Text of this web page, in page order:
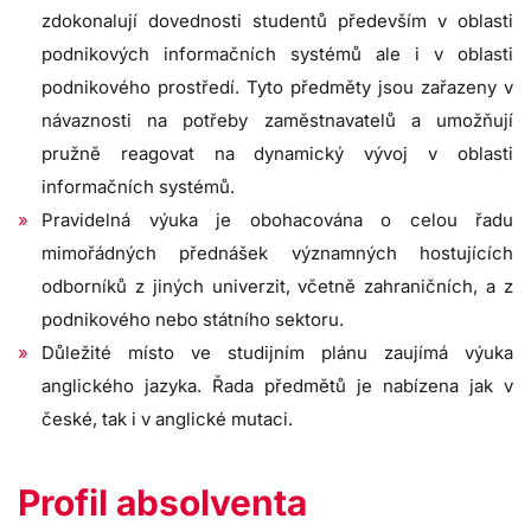
zdokonalují dovednosti studentů především v oblasti
podnikových informačních systémů ale i v oblasti
podnikového prostředí. Tyto předměty jsou zařazeny v
návaznosti na potřeby zaměstnavatelů a umožňují
pružně reagovat na dynamický vývoj v oblasti
informačních systémů.
Pravidelná výuka je obohacována o celou řadu
mimořádných přednášek významných hostujících
odborníků z jiných univerzit, včetně zahraničních, a z
podnikového nebo státního sektoru.
Důležité místo ve studijním plánu zaujímá výuka
anglického jazyka. Řada předmětů je nabízena jak v
české, tak i v anglické mutaci.
Profil absolventa